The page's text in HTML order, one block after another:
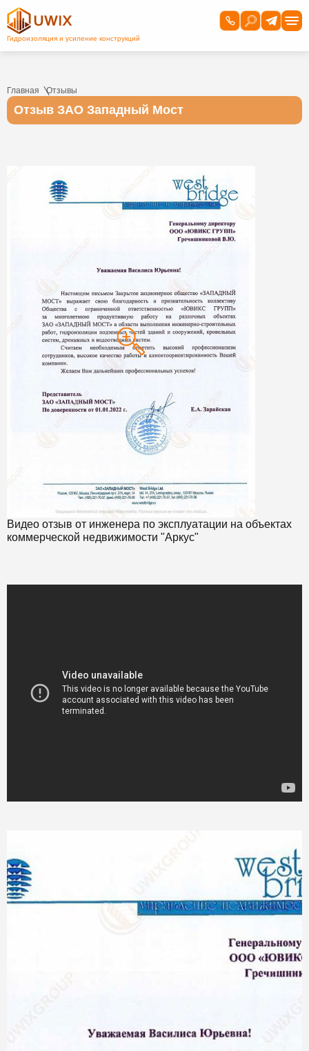
Главная Отзывы
Отзыв ЗАО Западный Мост
Видео отзыв от инженера по эксплуатации на объектах
коммерческой недвижимости "Аркус"